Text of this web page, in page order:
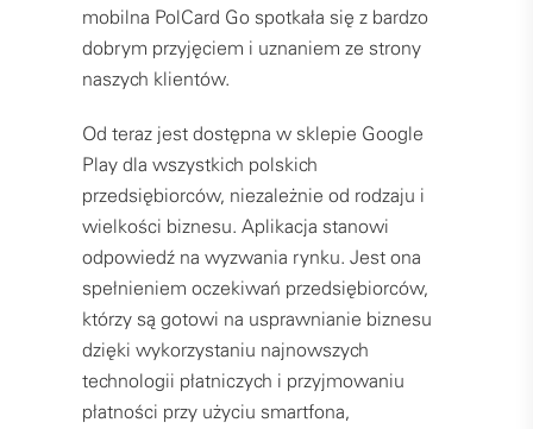
mobilna PolCard Go spotkała się z bardzo
dobrym przyjęciem i uznaniem ze strony
naszych klientów.
Od teraz jest dostępna w sklepie Google
Play dla wszystkich polskich
przedsiębiorców, niezależnie od rodzaju i
wielkości biznesu. Aplikacja stanowi
odpowiedź na wyzwania rynku. Jest ona
spełnieniem oczekiwań przedsiębiorców,
którzy są gotowi na usprawnianie biznesu
dzięki wykorzystaniu najnowszych
technologii płatniczych i przyjmowaniu
płatności przy użyciu smartfona,